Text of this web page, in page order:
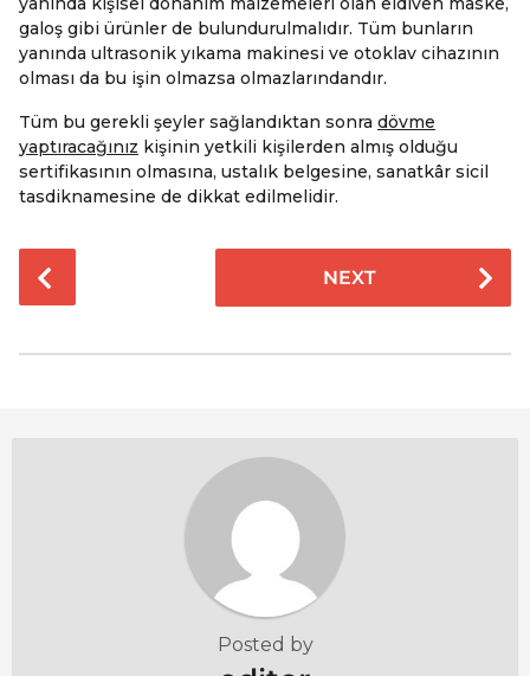
galoş gibi ürünler de bulundurulmalıdır. Tüm bunların
yanında ultrasonik yıkama makinesi ve otoklav cihazının
olması da bu işin olmazsa olmazlarındandır.
Tüm bu gerekli şeyler sağlandıktan sonra dövme
yaptıracağınız kişinin yetkili kişilerden almış olduğu
sertifikasının olmasına, ustalık belgesine, sanatkâr sicil
tasdiknamesine de dikkat edilmelidir.
o
t
NEXT
Posted by